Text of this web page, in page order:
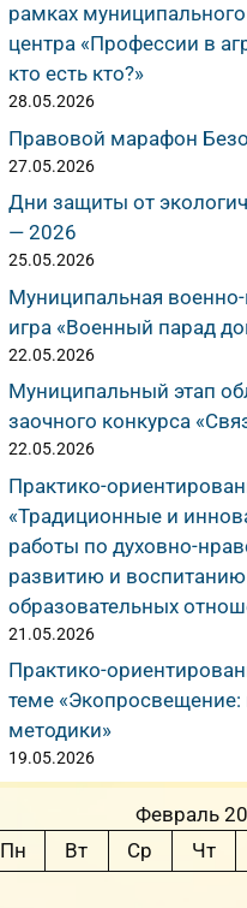
рамках
центра «Профессии в
кто есть кто?»
28.05.2026
Правовой марафон
27.05.2026
Дни защиты от
— 2026
25.05.2026
Муниципальная военно-
игра «Военный парад
22.05.2026
Муниципальный этап
заочного конкурса
22.05.2026
Практико-
«Традиционные и
работы по духовно-
развитию и воспитанию
образовательных
21.05.2026
Практико-
теме
методики»
19.05.2026
Февраль
Пн
Вт Ср Чт